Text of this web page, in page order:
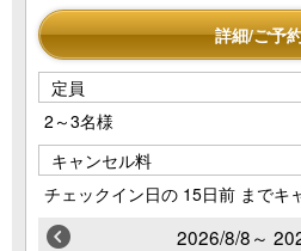
詳細/ご予
定員
2～3名様
キャンセル料
チェックイン日の 15日前 までキ
2026/8/8～